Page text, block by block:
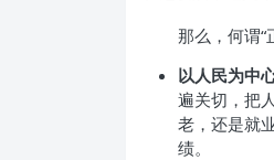
那么，何谓“
以人民为中
遍关切，把
老，还是就
绩。